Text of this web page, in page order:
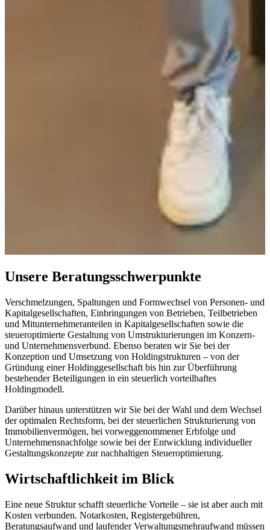
Unsere Beratungsschwerpunkte
Verschmelzungen, Spaltungen und Formwechsel von Personen- und
Kapitalgesellschaften, Einbringungen von Betrieben, Teilbetrieben
und Mitunternehmeranteilen in Kapitalgesellschaften sowie die
steueroptimierte Gestaltung von Umstrukturierungen im Konzern-
und Unternehmensverbund. Ebenso beraten wir Sie bei der
Konzeption und Umsetzung von Holdingstrukturen – von der
Gründung einer Holdinggesellschaft bis hin zur Überführung
bestehender Beteiligungen in ein steuerlich vorteilhaftes
Holdingmodell.
Darüber hinaus unterstützen wir Sie bei der Wahl und dem Wechsel
der optimalen Rechtsform, bei der steuerlichen Strukturierung von
Immobilienvermögen, bei vorweggenommener Erbfolge und
Unternehmensnachfolge sowie bei der Entwicklung individueller
Gestaltungskonzepte zur nachhaltigen Steueroptimierung.
Wirtschaftlichkeit im Blick
Eine neue Struktur schafft steuerliche Vorteile – sie ist aber auch mit
Kosten verbunden. Notarkosten, Registergebühren,
Beratungsaufwand und laufender Verwaltungsmehraufwand müssen